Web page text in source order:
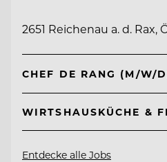
2651 Reichenau a. d. Rax,
CHEF DE RANG (M/W/
WIRTSHAUSKÜCHE &
Entdecke alle Jobs